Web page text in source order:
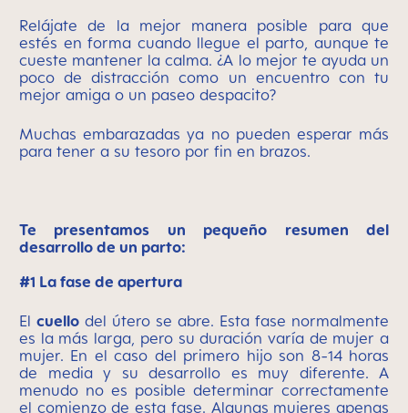
Relájate de la mejor manera posible para que
estés en forma cuando llegue el parto, aunque te
cueste mantener la calma. ¿A lo mejor te ayuda un
poco de distracción como un encuentro con tu
mejor amiga o un paseo despacito?
Muchas embarazadas ya no pueden esperar más
para tener a su tesoro por fin en brazos.
Te presentamos un pequeño resumen del
desarrollo de un parto:
#1 La fase de apertura
El cuello del útero se abre. Esta fase normalmente
es la más larga, pero su duración varía de mujer a
mujer. En el caso del primero hijo son 8-14 horas
de media y su desarrollo es muy diferente. A
menudo no es posible determinar correctamente
el comienzo de esta fase. Algunas mujeres apenas